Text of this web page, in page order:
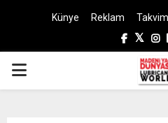
Künye Reklam Takvim
PRIMARY